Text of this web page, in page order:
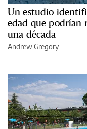
Un estudio
edad que podrían
una década
Andrew Gregory